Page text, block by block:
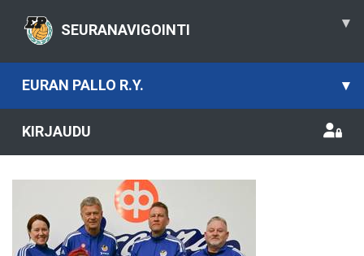
SEURANAVIGOINTI ▾
EURAN PALLO R.Y. ▾
KIRJAUDU